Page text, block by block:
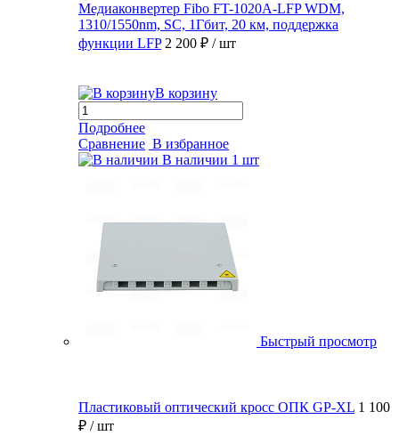
Медиаконвертер Fibo FT-1020A-LFP WDM,
1310/1550nm, SC, 1Гбит, 20 км, поддержка
функции LFP 2 200 ₽ / шт
В корзину
Подробнее
Сравнение В избранное
В наличии 1 шт
Быстрый просмотр
Пластиковый оптический кросс ОПК GP-XL 1 100
₽ / шт